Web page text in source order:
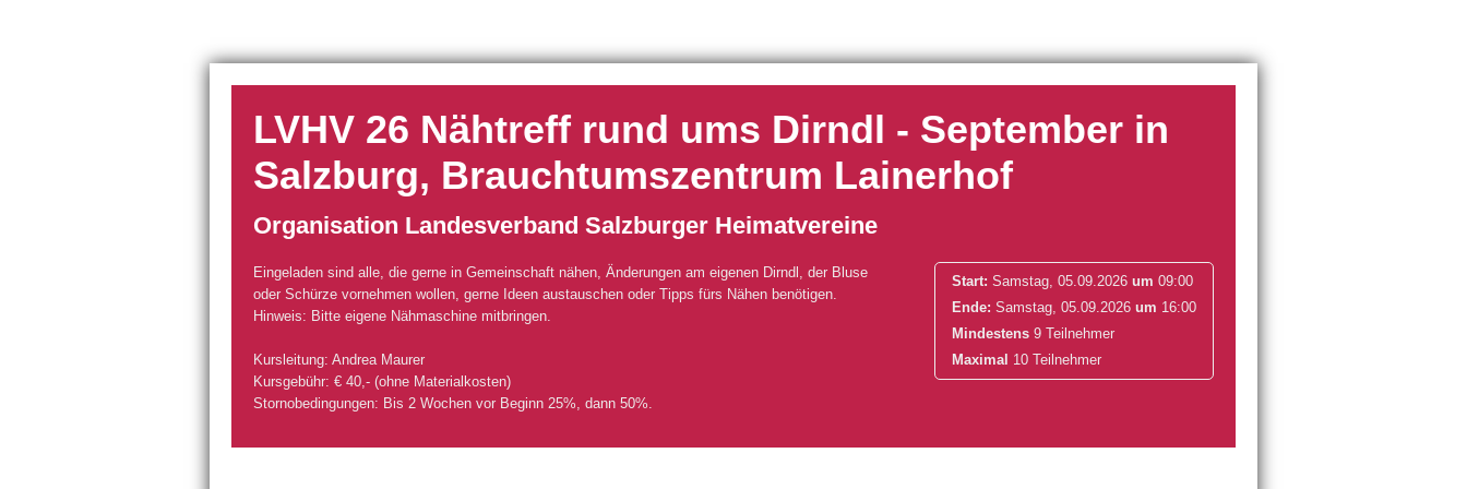
LVHV 26 Nähtreff rund ums Dirndl - September in
Salzburg, Brauchtumszentrum Lainerhof
Organisation Landesverband Salzburger Heimatvereine
Eingeladen sind alle, die gerne in Gemeinschaft nähen, Änderungen am eigenen Dirndl, der Bluse
oder Schürze vornehmen wollen, gerne Ideen austauschen oder Tipps fürs Nähen benötigen.
Hinweis: Bitte eigene Nähmaschine mitbringen.
Kursleitung: Andrea Maurer
Kursgebühr: € 40,- (ohne Materialkosten)
Stornobedingungen: Bis 2 Wochen vor Beginn 25%, dann 50%.
Start: Samstag, 05.09.2026 um 09:00
Ende: Samstag, 05.09.2026 um 16:00
Mindestens 9 Teilnehmer
Maximal 10 Teilnehmer